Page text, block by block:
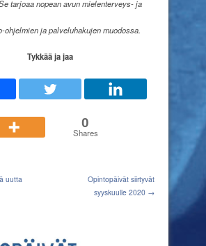
tarjoaa nopean avun mielenterveys- ja
ohjelmien ja palveluhakujen muodossa.
Tykkää ja jaa
0
Shares
uutta
Opintopäivät siirtyvät
syyskuulle 2020 →